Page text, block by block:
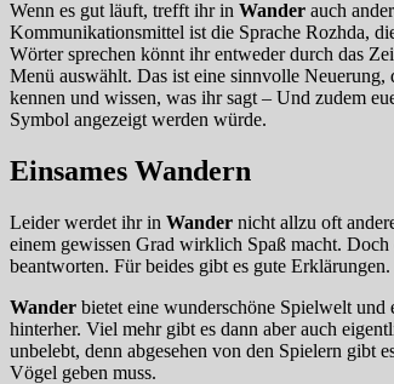
Wenn es gut läuft, trefft ihr in Wander auch
Kommunikationsmittel ist die Sprache Rozhda,
Wörter sprechen könnt ihr entweder durch das
Menü auswählt. Das ist eine sinnvolle Neuerung,
kennen und wissen, was ihr sagt – Und zudem
Symbol angezeigt werden würde.
Einsames Wandern
Leider werdet ihr in Wander nicht allzu oft
einem gewissen Grad wirklich Spaß macht.
beantworten. Für beides gibt es gute Erklärungen.
Wander bietet eine wunderschöne Spielwelt und
hinterher. Viel mehr gibt es dann aber auch
unbelebt, denn abgesehen von den Spielern gibt
Vögel geben muss.